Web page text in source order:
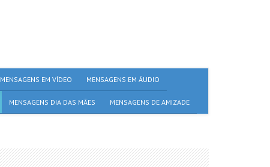
MENSAGENS EM VÍDEO MENSAGENS EM ÁUDIO
MENSAGENS DIA DAS MÃES MENSAGENS DE AMIZADE